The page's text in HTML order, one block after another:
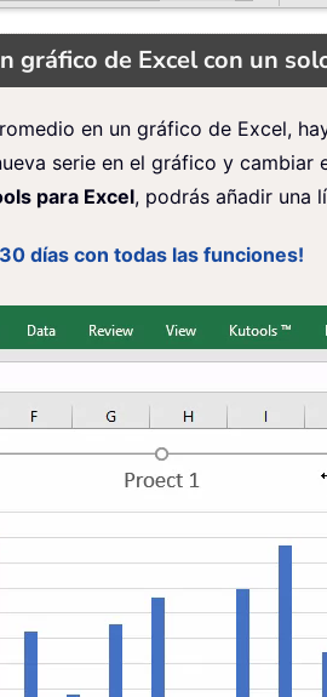
gráfico de Excel con un
en un gráfico de Excel,
serie en el gráfico y
para Excel, podrás añadir una
días con todas las funciones!